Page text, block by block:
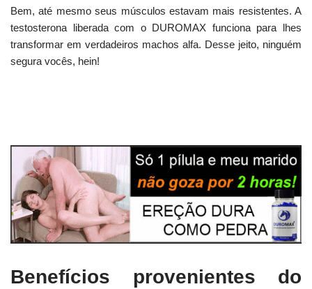
Bem, até mesmo seus músculos estavam mais resistentes. A
testosterona liberada com o DUROMAX funciona para lhes
transformar em verdadeiros machos alfa. Desse jeito, ninguém
segura vocês, hein!
Benefícios provenientes do